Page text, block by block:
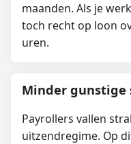
maanden. Als je
toch recht op loon
uren.
Minder gunstige
Payrollers vallen
uitzendregime. Op